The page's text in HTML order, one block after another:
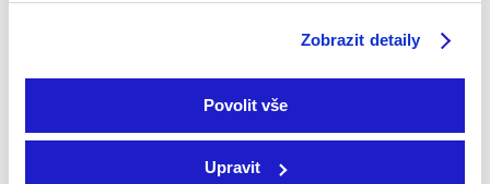
Zobrazit detaily
Povolit vše
Upravit